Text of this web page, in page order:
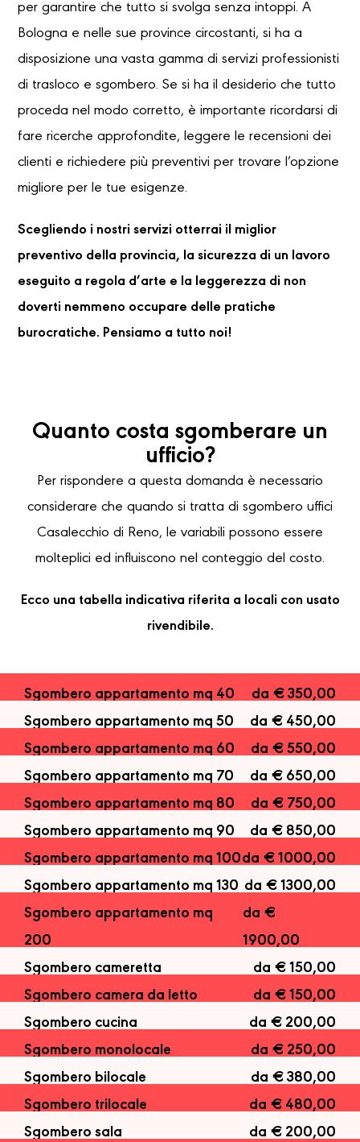
per garantire che tutto si svolga senza intoppi. A
Bologna e nelle sue province circostanti, si ha a
disposizione una vasta gamma di servizi professionisti
di trasloco e sgombero. Se si ha il desiderio che tutto
proceda nel modo corretto, è importante ricordarsi di
fare ricerche approfondite, leggere le recensioni dei
clienti e richiedere più preventivi per trovare l’opzione
migliore per le tue esigenze.
Scegliendo i nostri servizi otterrai il miglior
preventivo della provincia, la sicurezza di un lavoro
eseguito a regola d’arte e la leggerezza di non
doverti nemmeno occupare delle pratiche
burocratiche. Pensiamo a tutto noi!
Quanto costa sgomberare un
ufficio?
Per rispondere a questa domanda è necessario
considerare che quando si tratta di sgombero uffici
Casalecchio di Reno, le variabili possono essere
molteplici ed influiscono nel conteggio del costo.
Ecco una tabella indicativa riferita a locali con usato
rivendibile.
Sgombero appartamento mq 40
da € 350,00
Sgombero appartamento mq 50
da € 450,00
Sgombero appartamento mq 60
da € 550,00
Sgombero appartamento mq 70
da € 650,00
Sgombero appartamento mq 80
da € 750,00
Sgombero appartamento mq 90
da € 850,00
Sgombero appartamento mq 100da € 1000,00
Sgombero appartamento mq 130 da € 1300,00
Sgombero appartamento mq
200
da €
1900,00
Sgombero cameretta
da € 150,00
Sgombero camera da letto
da € 150,00
Sgombero cucina
da € 200,00
Sgombero monolocale
da € 250,00
Sgombero bilocale
da € 380,00
Sgombero trilocale
da € 480,00
Sgombero sala
da € 200,00